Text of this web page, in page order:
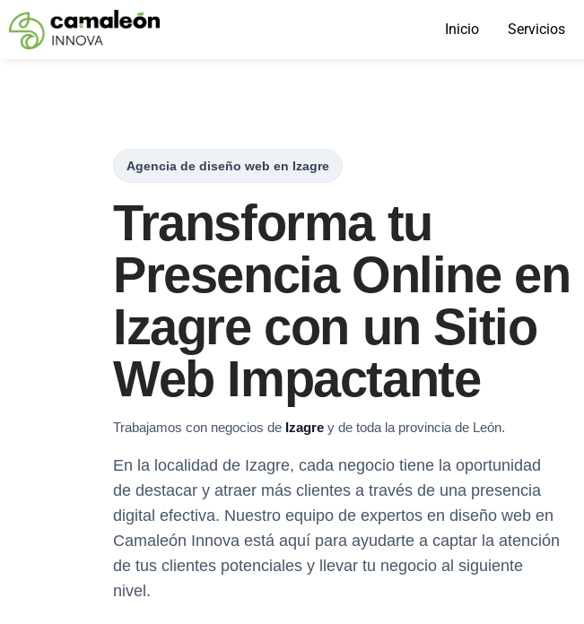
Saltar
Inicio Servicios
Agencia de diseño web en Izagre
Transforma tu
Presencia Online en
Izagre con un Sitio
Web Impactante
Trabajamos con negocios de Izagre y de toda la provincia de León.
En la localidad de Izagre, cada negocio tiene la oportunidad
de destacar y atraer más clientes a través de una presencia
digital efectiva. Nuestro equipo de expertos en diseño web en
Camaleón Innova está aquí para ayudarte a captar la atención
de tus clientes potenciales y llevar tu negocio al siguiente
nivel.